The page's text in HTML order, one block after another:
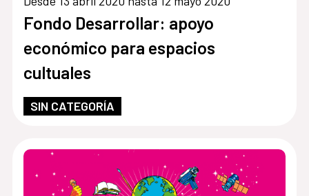
Fondo Desarrollar: apoyo
económico para espacios
cultuales
SIN CATEGORÍA